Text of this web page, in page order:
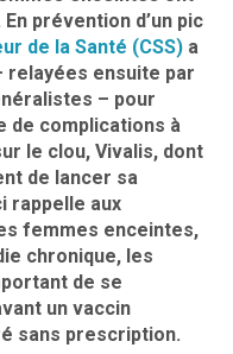
En prévention d’un pic
de la Santé (CSS) a
relayées ensuite par
– pour
de complications à
le clou, Vivalis, dont
de lancer sa
rappelle aux
femmes enceintes,
chronique, les
de se
un vaccin
sans prescription.